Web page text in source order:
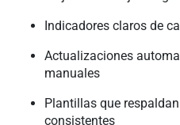
Indicadores claros de
Actualizaciones
manuales
Plantillas que
consistentes